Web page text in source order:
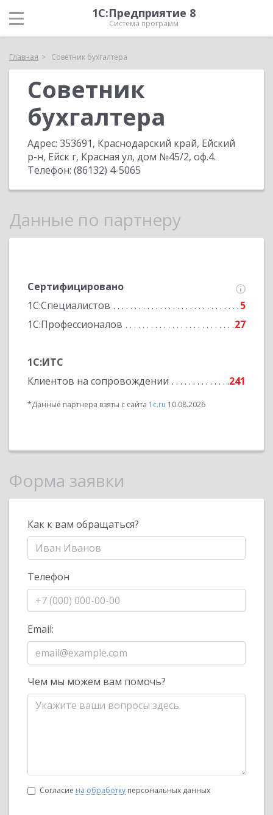
1С:Предприятие 8
Система программ
Главная Советник бухгалтера
Советник
бухгалтера
Адрес: 353691, Краснодарский край, Ейский
р-н, Ейск г, Красная ул, дом №45/2, оф.4.
Телефон: (86132) 4-5065
Данные по партнеру
Сертифицировано
1С:Специалистов
5
1С:Профессионалов
27
1С:ИТС
Клиентов на сопровождении
241
*Данные партнера взяты с сайта 1c.ru 10.08.2026
Форма заявки
Как к вам обращаться?
Телефон
Email:
Чем мы можем вам помочь?
Согласие на обработку персональных данных